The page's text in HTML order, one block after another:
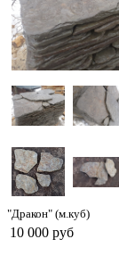
"Дракон" (м.куб)
10 000 руб